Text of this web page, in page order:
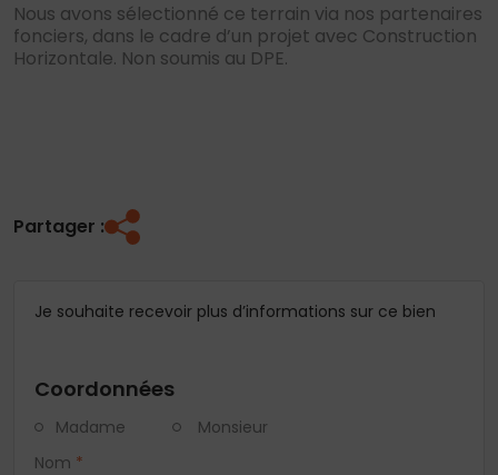
Nous avons sélectionné ce terrain via nos partenaires
fonciers, dans le cadre d’un projet avec Construction
Horizontale. Non soumis au DPE.
Partager :
Je souhaite recevoir plus d’informations sur ce bien
Coordonnées
Madame
Monsieur
Nom *